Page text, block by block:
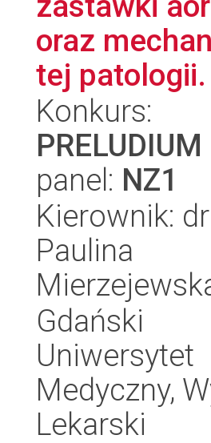
oraz
tej patologii.
Konkurs:
panel: NZ1
Kierownik: dr
Paulina
Gdański
Uniwersytet
Medyczny,
Lekarski